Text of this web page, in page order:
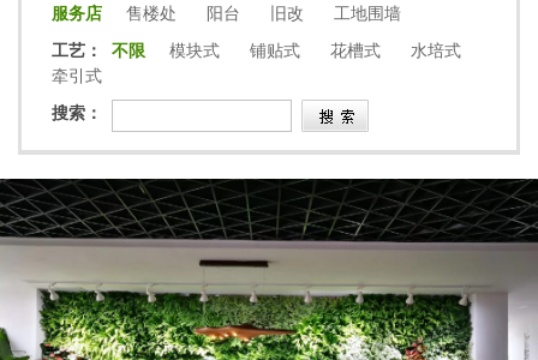
服务店
售楼处 阳台 旧改
工地围墙
工艺：
不限 模块式 铺贴式 花槽式
水培式
牵引式
搜索：